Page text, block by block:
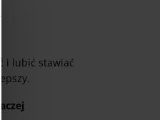
i lubić stawiać